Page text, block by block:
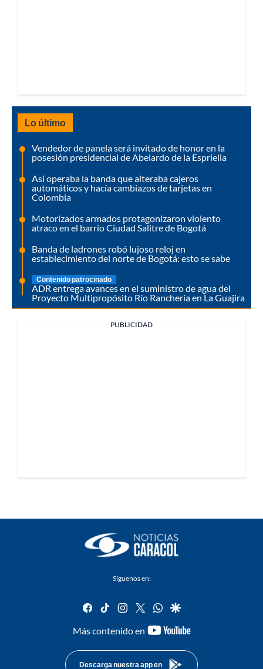
Lo último
Vendedor de panela será invitado de honor en la
posesión presidencial de Abelardo de la Espriella
Así operaba la banda que alteraba cajeros
automáticos y hacía cambiazos de tarjetas en
Colombia
Motorizados armados protagonizaron violento
atraco en el barrio Ciudad Salitre de Bogotá
Banda de ladrones robó lujoso reloj en
establecimiento del norte de Bogotá: esto se sabe
Contenido patrocinado
ADR entrega avances en el suministro de agua del
Proyecto Multipropósito Río Ranchería en La Guajira
PUBLICIDAD
Síguenos en:
facebook
tiktok instagram
twitterwhatsapp
google
Más contenido en
youtube-
Descarga nuestra app en